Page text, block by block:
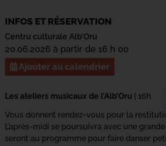
INFOS ET RÉSERVATION
Centru culturale Alb’Oru
20.06.2026 à partir de 16 h 00
Ajouter au calendrier
Les ateliers musicaux de l’Alb’Oru | 16h
Vous donnent rendez-vous pour la
L’après-midi se poursuivra avec une
seront au programme pour faire danser